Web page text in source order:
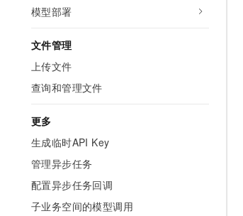
模型部署
文件管理
上传文件
查询和管理文件
更多
生成临时API Key
管理异步任务
配置异步任务回调
子业务空间的模型调用